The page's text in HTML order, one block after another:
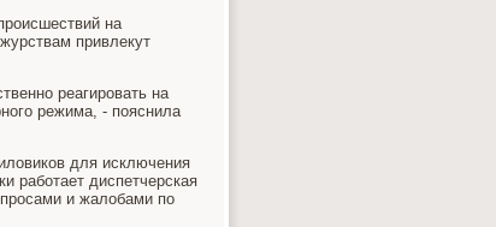
на
привлекут
реагировать на
режима, - пояснила
для исключения
работает диспетчерская
и жалобами по